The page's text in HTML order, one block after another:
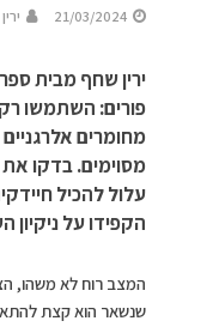
21/03/2024
ירין שחף מבית
פורים: השתמשו רק
מחומרים
מסוימים. בדקו
עלול להכיל
הקפידו על ניקיון
המצב רוח לא משהו,
שנשאר הוא קצת